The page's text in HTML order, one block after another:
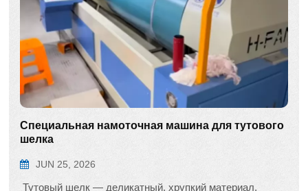
Специальная намоточная машина для тутового
шелка
JUN 25, 2026
Тутовый шелк — деликатный, хрупкий материал,